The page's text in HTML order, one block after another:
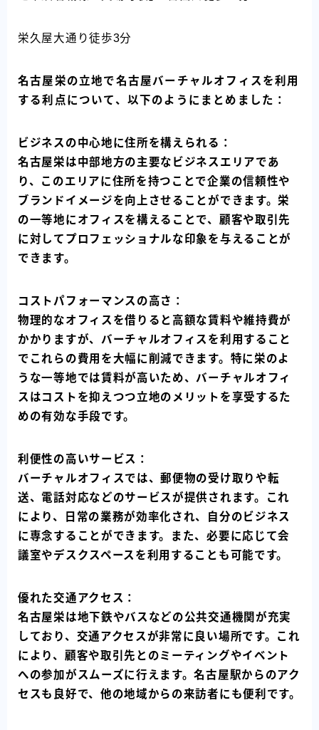
栄久屋大通り徒歩3分
名古屋栄の立地で名古屋バーチャルオフィスを利用
する利点について、以下のようにまとめました：
ビジネスの中心地に住所を構えられる：
名古屋栄は中部地方の主要なビジネスエリアであ
り、このエリアに住所を持つことで企業の信頼性や
ブランドイメージを向上させることができます。栄
の一等地にオフィスを構えることで、顧客や取引先
に対してプロフェッショナルな印象を与えることが
できます。
コストパフォーマンスの高さ：
物理的なオフィスを借りると高額な賃料や維持費が
かかりますが、バーチャルオフィスを利用すること
でこれらの費用を大幅に削減できます。特に栄のよ
うな一等地では賃料が高いため、バーチャルオフィ
スはコストを抑えつつ立地のメリットを享受するた
めの有効な手段です。
利便性の高いサービス：
バーチャルオフィスでは、郵便物の受け取りや転
送、電話対応などのサービスが提供されます。これ
により、日常の業務が効率化され、自分のビジネス
に専念することができます。また、必要に応じて会
議室やデスクスペースを利用することも可能です。
優れた交通アクセス：
名古屋栄は地下鉄やバスなどの公共交通機関が充実
しており、交通アクセスが非常に良い場所です。これ
により、顧客や取引先とのミーティングやイベント
への参加がスムーズに行えます。名古屋駅からのアク
セスも良好で、他の地域からの来訪者にも便利です。